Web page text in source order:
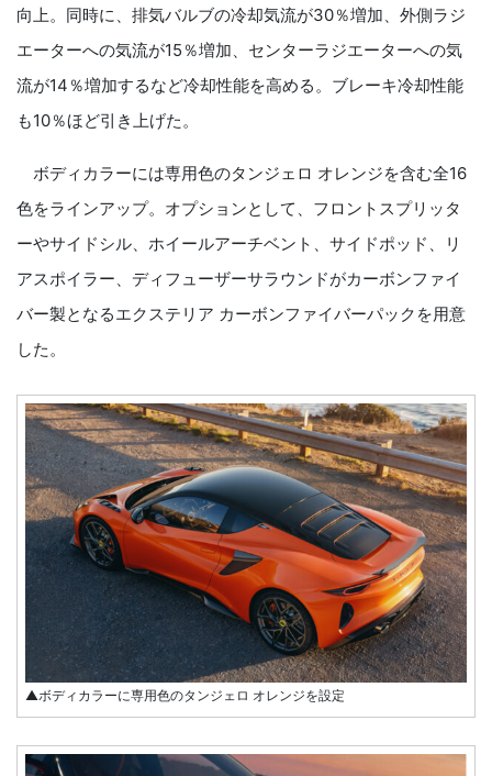
向上。同時に、排気バルブの冷却気流が30％増加、外側ラジ
エーターへの気流が15％増加、センターラジエーターへの気
流が14％増加するなど冷却性能を高める。ブレーキ冷却性能
も10％ほど引き上げた。
ボディカラーには専用色のタンジェロ オレンジを含む全16
色をラインアップ。オプションとして、フロントスプリッタ
ーやサイドシル、ホイールアーチベント、サイドポッド、リ
アスポイラー、ディフューザーサラウンドがカーボンファイ
バー製となるエクステリア カーボンファイバーパックを用意
した。
▲ボディカラーに専用色のタンジェロ オレンジを設定